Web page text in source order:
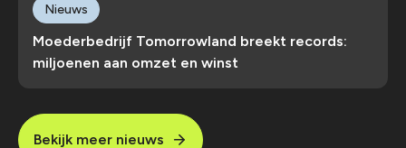
Moederbedrijf Tomorrowland breekt records:
miljoenen aan omzet en winst
Nieuws
Bekijk meer nieuws